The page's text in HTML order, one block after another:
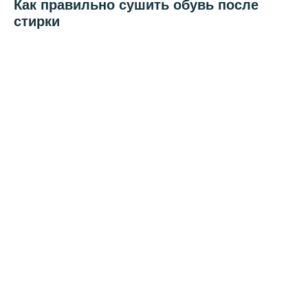
Как правильно сушить обувь после
стирки